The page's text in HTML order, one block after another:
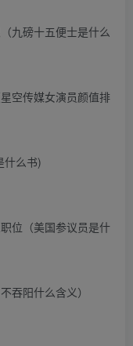
九磅十五便士是什么
空传媒女演员颜值排
什么书)
位（美国参议员是什
吞阳什么含义）